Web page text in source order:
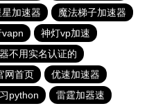
星加速器
魔法梯子加速器
vapn
神灯vp加速
不用实名认证的
网首页
优速加速器
python 雷霆加器速